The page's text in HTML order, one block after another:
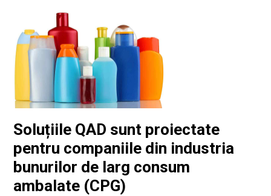
Soluțiile QAD sunt proiectate
pentru companiile din industria
bunurilor de larg consum
ambalate (CPG)